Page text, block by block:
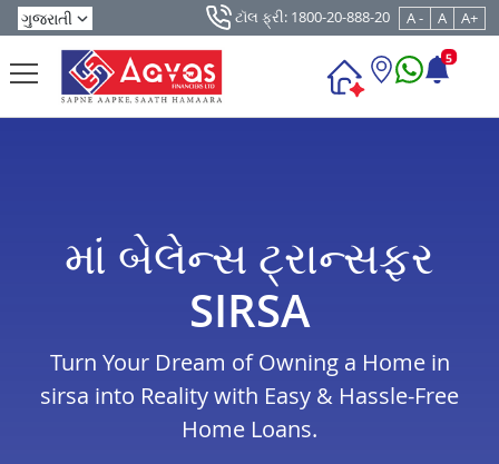
ટૉલ ફ્રી: 1800-20-888-20 A - A A+
5
માં બેલેન્સ ટ્રાન્સફર
SIRSA
Turn Your Dream of Owning a Home in
sirsa into Reality with Easy & Hassle-Free
Home Loans.